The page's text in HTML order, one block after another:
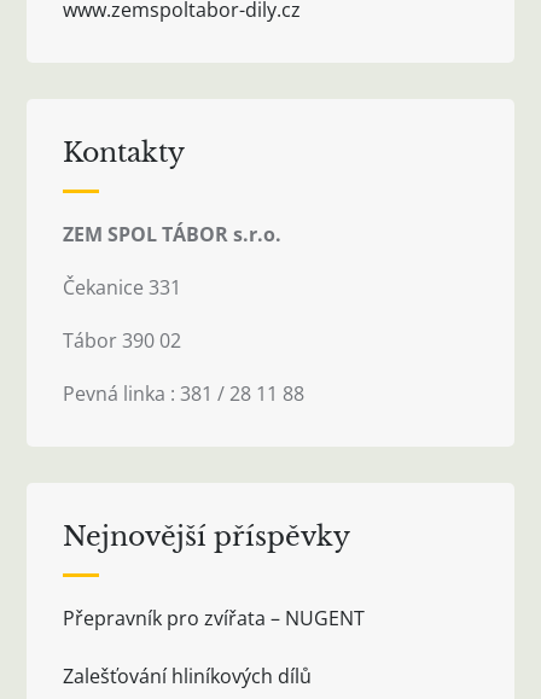
www.zemspoltabor-dily.cz
Kontakty
ZEM SPOL TÁBOR s.r.o.
Čekanice 331
Tábor 390 02
Pevná linka : 381 / 28 11 88
Nejnovější příspěvky
Přepravník pro zvířata – NUGENT
Zalešťování hliníkových dílů